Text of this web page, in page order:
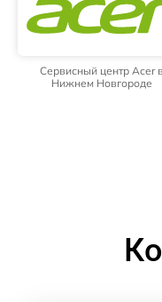
Сервисный центр Acer в
Нижнем Новгороде